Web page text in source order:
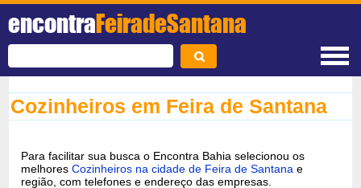
encontraFeiradeSantana
Cozinheiros em Feira de Santana
Para facilitar sua busca o Encontra Bahia selecionou os
melhoresCozinheiros na cidade de Feira de Santana e
região, com telefones e endereço das empresas.